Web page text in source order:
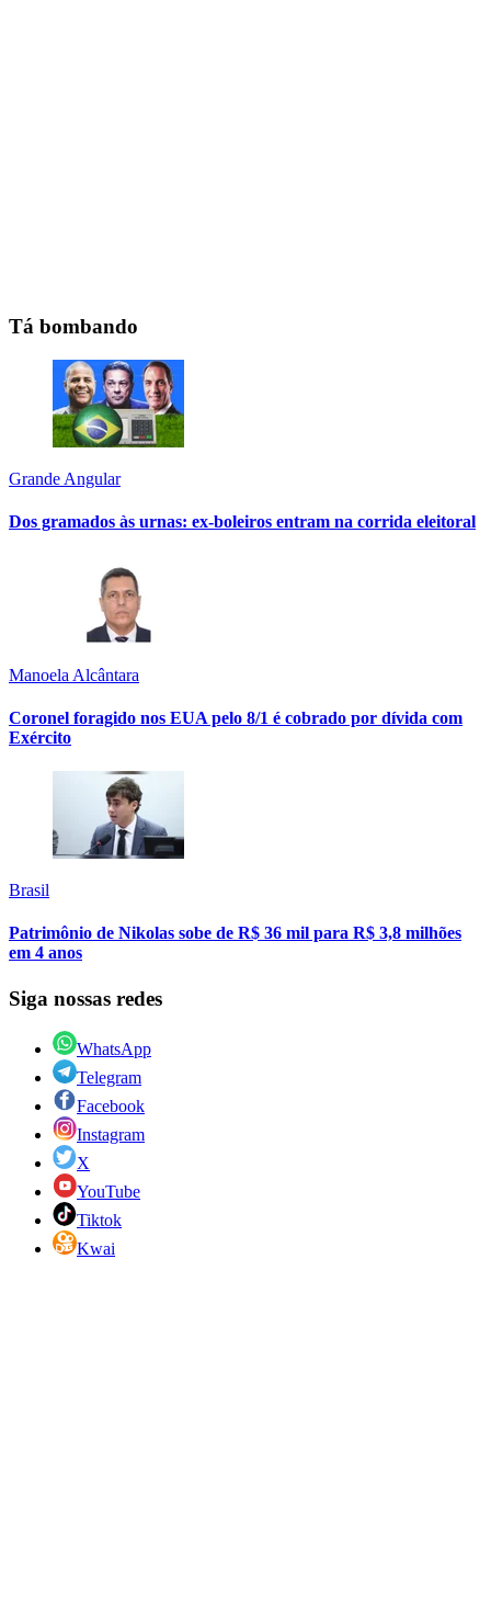
Tá bombando
Grande Angular
Dos gramados às urnas: ex-boleiros entram na corrida eleitoral
Manoela Alcântara
Coronel foragido nos EUA pelo 8/1 é cobrado por dívida com
Exército
Brasil
Patrimônio de Nikolas sobe de R$ 36 mil para R$ 3,8 milhões
em 4 anos
Siga nossas redes
WhatsApp
Telegram
Facebook
Instagram
X
YouTube
Tiktok
Kwai